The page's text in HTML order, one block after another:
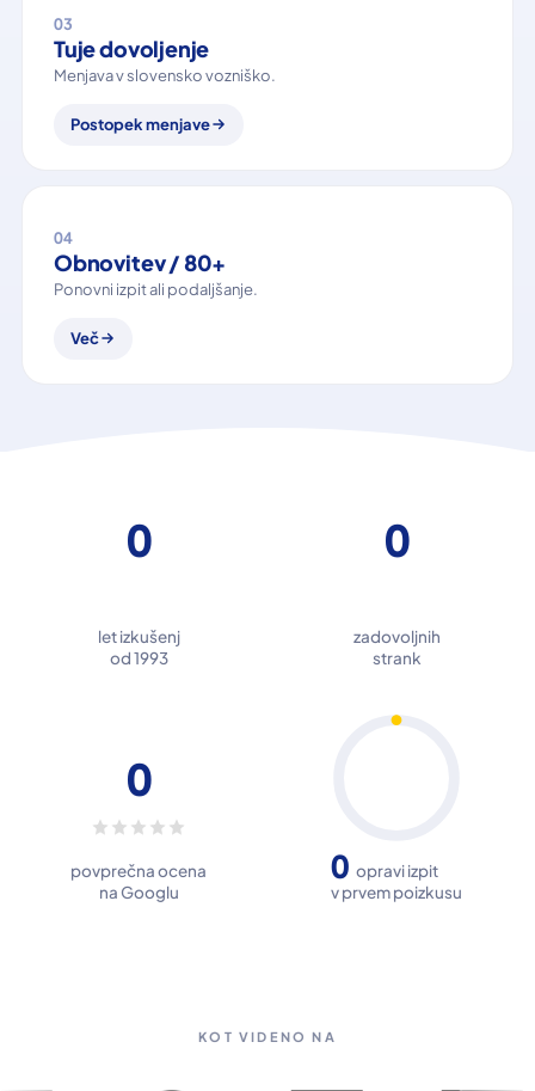
03
Tuje dovoljenje
Menjava v slovensko vozniško.
Postopek menjave
04
Obnovitev / 80+
Ponovni izpit ali podaljšanje.
Več
0
let izkušenj
od 1993
0
zadovoljnih
strank
0
povprečna ocena
na Googlu
0 opravi izpit
v prvem poizkusu
KOT VIDENO NA